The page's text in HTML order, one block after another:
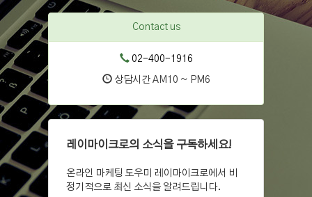
Contact us
02-400-1916
상담시간 AM10 ~ PM6
레이마이크로의 소식을 구독하세요!
온라인 마케팅 도우미 레이마이크로에서 비
정기적으로 최신 소식을 알려드립니다.